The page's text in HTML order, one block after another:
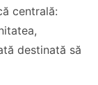
centrală:
destinată să